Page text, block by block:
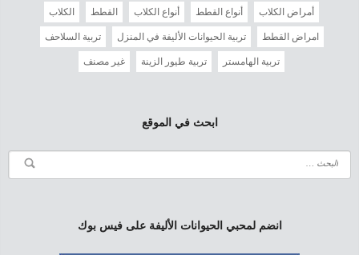
أمراض الكلاب أنواع القطط أنواع الكلاب القطط الكلاب
امراض القطط تربية الحيوانات الأليفة في المنزل تربية السلاحف
تربية الهامستر تربية طيور الزينة غير مصنف
ابحث في الموقع
انضم لمحبي الحيوانات الأليفة على فيس بوك